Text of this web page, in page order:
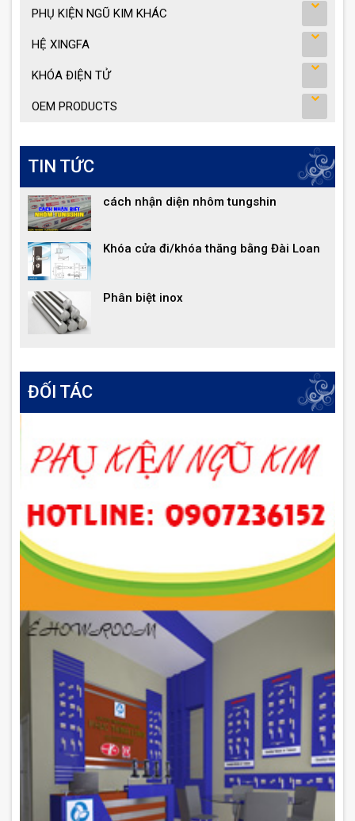
PHỤ KIỆN NGŨ KIM KHÁC
HỆ XINGFA
KHÓA ĐIỆN TỬ
OEM PRODUCTS
TIN TỨC
cách nhận diện nhôm tungshin
Khóa cửa đi/khóa thăng bằng Đài Loan
Phân biệt inox
ĐỐI TÁC